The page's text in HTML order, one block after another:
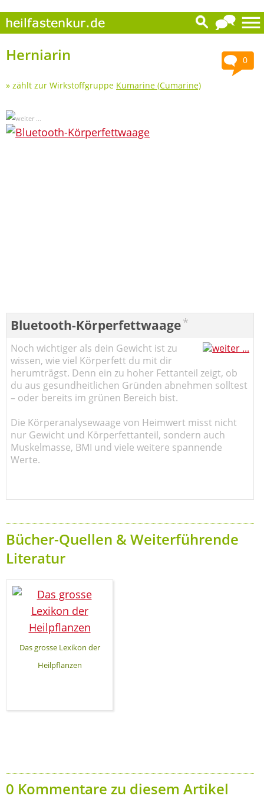
0
Herniarin
» zählt zur Wirkstoffgruppe Kumarine (Cumarine)
Bluetooth-Körperfettwaage*
Noch wichtiger als dein Gewicht ist zu
wissen, wie viel Körperfett du mit dir
herumträgst. Denn ein zu hoher Fettanteil zeigt, ob
du aus gesundheitlichen Gründen abnehmen solltest
– oder bereits im grünen Bereich bist.
Die Körperanalysewaage von Heimwert misst nicht
nur Gewicht und Körperfettanteil, sondern auch
Muskelmasse, BMI und viele weitere spannende
Werte.
Bücher-Quellen & Weiterführende
Literatur
Das grosse Lexikon der
Heilpflanzen
0 Kommentare zu diesem Artikel